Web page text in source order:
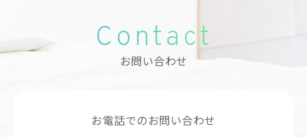
Contact
お問い合わせ
お電話でのお問い合わせ